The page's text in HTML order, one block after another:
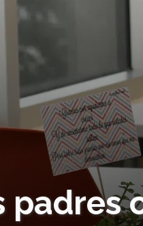
padres